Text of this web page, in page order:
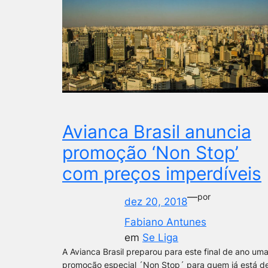
Avianca Brasil anuncia
promoção ‘Non Stop’
com preços imperdíveis
dez 20, 2018—por
Fabiano Antunes
em Se Liga
A Avianca Brasil preparou para este final de ano uma
promoção especial ´Non Stop´ para quem já está